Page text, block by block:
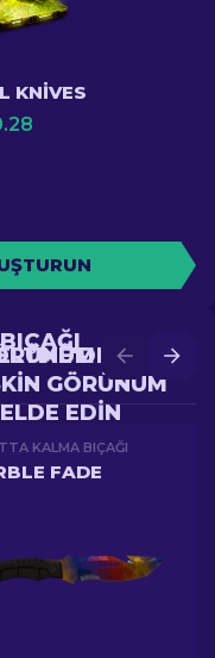
KNIVES
DAHA
GÖRÜNÜM
ELDE EDIN
ELDE
KALMA BIÇAĞI
FADE